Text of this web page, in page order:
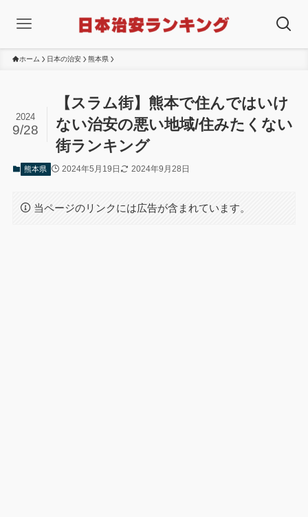
ホーム 日本の治安 熊本県
【スラム街】熊本で住んではいけ
ない治安の悪い地域/住みたくない
街ランキング
2024
9/28
熊本県 2024年5月19日 2024年9月28日
当ページのリンクには広告が含まれています。